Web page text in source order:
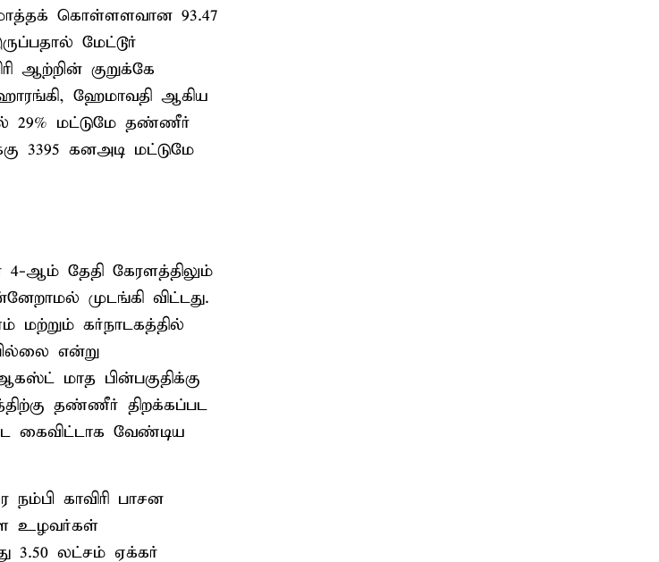
கொள்ளளவான 93.47
மேட்டூர்
ஆற்றின் குறுக்கே
ஹேமாவதி ஆகிய
29% மட்டுமே தண்ணீர்
3395 கனஅடி மட்டுமே
ஆம் தேதி கேரளத்திலும்
முடங்கி விட்டது.
மற்றும் கர்நாடகத்தில்
என்று
மாத பின்பகுதிக்கு
தண்ணீர் திறக்கப்பட
கைவிட்டாக வேண்டிய
காவிரி பாசன
உழவர்கள்
3.50 லட்சம் ஏக்கர்